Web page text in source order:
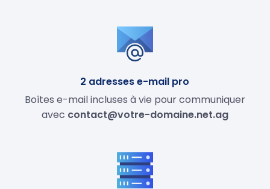
2 adresses e-mail pro
Boîtes e-mail incluses à vie pour communiquer
avec contact@votre-domaine.net.ag